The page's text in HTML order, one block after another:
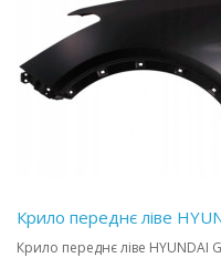
Крило переднє ліве
Крило переднє ліве HYUNDAI